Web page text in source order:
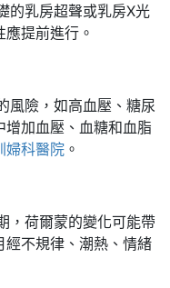
的乳房超聲或乳房X光
提前進行。
風險，如高血壓、糖尿
加血壓、血糖和血脂
婦科醫院 。
，荷爾蒙的變化可能帶
經不規律、潮熱、情緒